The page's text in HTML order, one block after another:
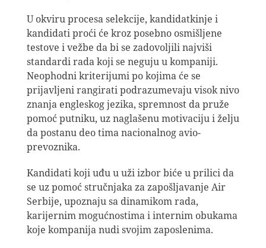
U okviru procesa selekcije, kandidatkinje i
kandidati proći će kroz posebno osmišljene
testove i vežbe da bi se zadovoljili najviši
standardi rada koji se neguju u kompaniji.
Neophodni kriterijumi po kojima će se
prijavljeni rangirati podrazumevaju visok nivo
znanja engleskog jezika, spremnost da pruže
pomoć putniku, uz naglašenu motivaciju i želju
da postanu deo tima nacionalnog avio-
prevoznika.
Kandidati koji uđu u uži izbor biće u prilici da
se uz pomoć stručnjaka za zapošljavanje Air
Serbije, upoznaju sa dinamikom rada,
karijernim mogućnostima i internim obukama
koje kompanija nudi svojim zaposlenima.